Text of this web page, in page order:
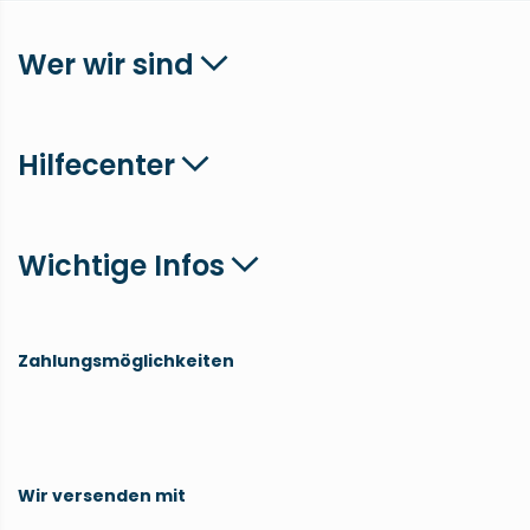
Wer wir sind
Hilfecenter
Wichtige Infos
Zahlungsmöglichkeiten
Wir versenden mit